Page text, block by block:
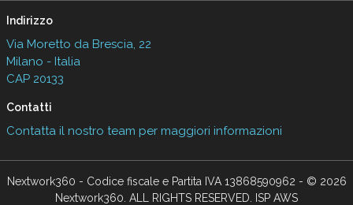
Indirizzo
Via Moretto da Brescia, 22
Milano - Italia
CAP 20133
Contatti
Contatta il nostro team per maggiori informazioni
Nextwork360 - Codice fiscale e Partita IVA 13868590962 - © 2026
Nextwork360. ALL RIGHTS RESERVED. ISP AWS